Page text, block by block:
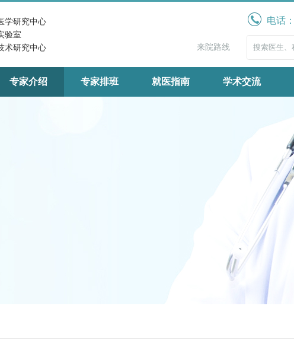
学研究中心
验室
术研究中心
电话：
来院路线
专家介绍 专家排班 就医指南 学术交流